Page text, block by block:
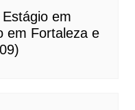
em
em Fortaleza e